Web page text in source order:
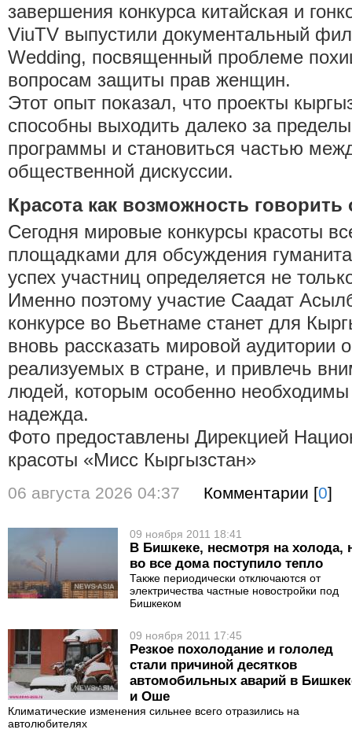
завершения конкурса китайская и
ViuTV выпустили документальный
Wedding, посвященный проблеме
вопросам защиты прав женщин.
Этот опыт показал, что проекты
способны выходить далеко за
программы и становиться частью
общественной дискуссии.
Красота как возможность
Сегодня мировые конкурсы красоты
площадками для обсуждения
успех участниц определяется не
Именно поэтому участие Саадат
конкурсе во Вьетнаме станет для
вновь рассказать мировой аудитории
реализуемых в стране, и привлечь
людей, которым особенно
надежда.
Фото предоставлены Дирекцией
красоты «Мисс Кыргызстан»
06 августа 2026 04:37 Комментарии [0]
09 ноября 2011 18:41
В Бишкеке, несмотря на холода,
во все дома поступило тепло
Также периодически отключаются от
электричества частные новостройки под
Бишкеком
09 ноября 2011 17:45
Резкое похолодание и гололед
стали причиной десятков
автомобильных аварий в
и Оше
Климатические изменения сильнее всего отразились на
автолюбителях